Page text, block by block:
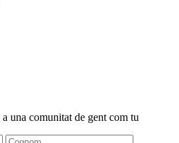
a una comunitat de gent com tu